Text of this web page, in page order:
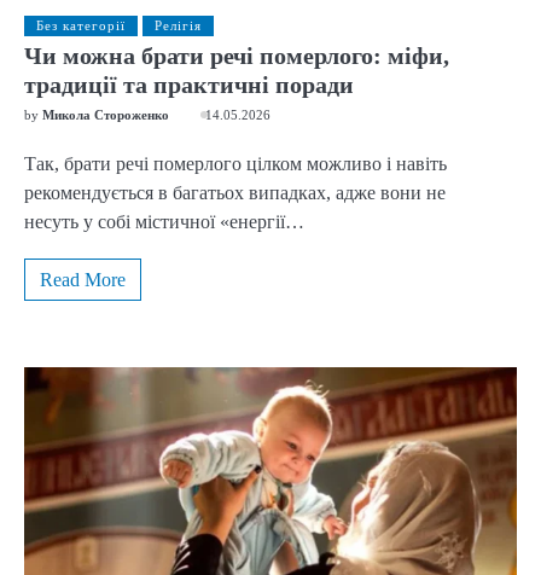
Без категорії Релігія
Чи можна брати речі померлого: міфи,
традиції та практичні поради
by Микола Стороженко 14.05.2026
Так, брати речі померлого цілком можливо і навіть
рекомендується в багатьох випадках, адже вони не
несуть у собі містичної «енергії…
Read More